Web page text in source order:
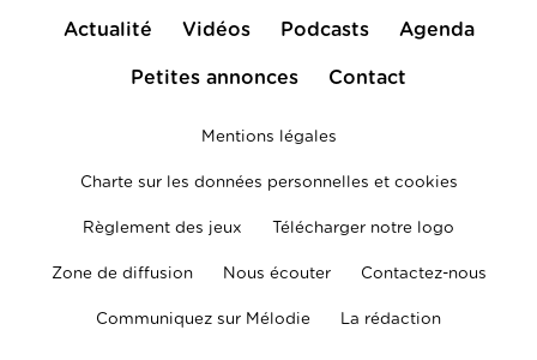
Actualité Vidéos Podcasts Agenda
Petites annonces Contact
Mentions légales
Charte sur les données personnelles et cookies
Règlement des jeux Télécharger notre logo
Zone de diffusion Nous écouter Contactez-nous
Communiquez sur Mélodie La rédaction